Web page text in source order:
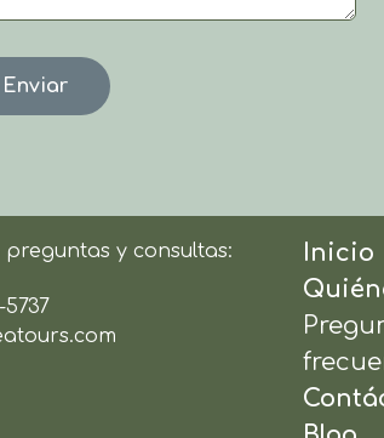
y consultas:
5737
Inicio